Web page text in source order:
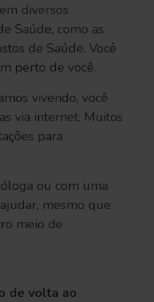
diversos
Saúde, como as
de Saúde. Você
perto de você.
vivendo, você
via internet. Muitos
para
ou com uma
mesmo que
meio de
de volta ao